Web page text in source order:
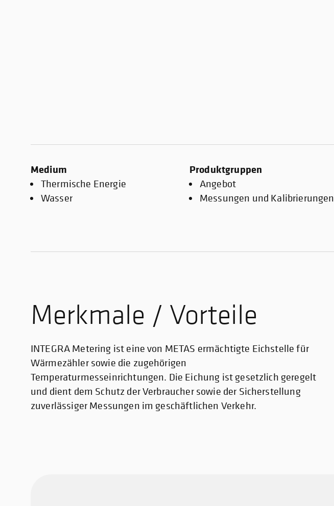
Medium
Thermische Energie
Wasser
Produktgruppen
Angebot
Messungen und Kalibrierungen
Merkmale / Vorteile
INTEGRA Metering ist eine von METAS ermächtigte Eichstelle für
Wärmezähler sowie die zugehörigen
Temperaturmesseinrichtungen. Die Eichung ist gesetzlich geregelt
und dient dem Schutz der Verbraucher sowie der Sicherstellung
zuverlässiger Messungen im geschäftlichen Verkehr.